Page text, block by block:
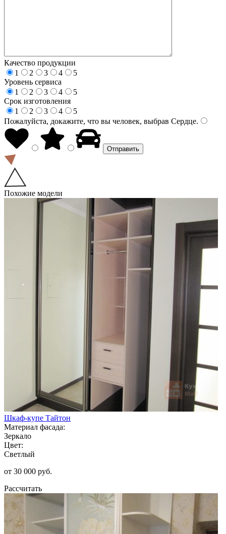
Качество продукции
1
2 3 4
5
Уровень сервиса
1
2 3 4
5
Срок изготовления
1
2 3 4
5
Пожалуйста, докажите, что вы человек, выбрав Сердце.
Похожие модели
Шкаф-купе Тайтон
Материал фасада:
Зеркало
Цвет:
Светлый
от 30 000 руб.
Рассчитать